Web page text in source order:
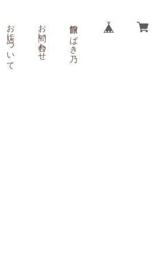
お店について お問い合わせ 旅館 つばき乃